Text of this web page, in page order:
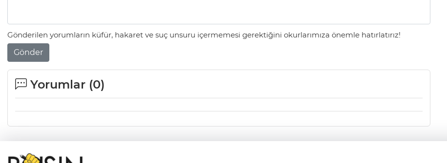
Gönderilen yorumların küfür, hakaret ve suç unsuru içermemesi gerektiğini okurlarımıza önemle hatırlatırız!
Gönder
Yorumlar (0)